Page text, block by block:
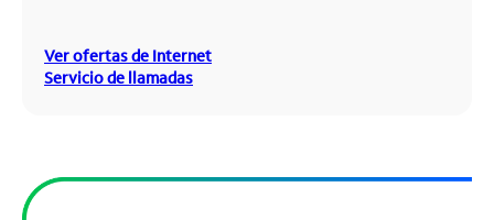
Ver ofertas de Internet
Servicio de llamadas